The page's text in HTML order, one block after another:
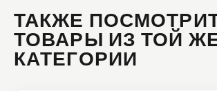
ТАКЖЕ
ТОВАРЫ ИЗ ТОЙ
КАТЕГОРИИ